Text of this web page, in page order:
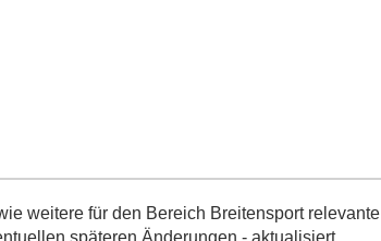
weitere für den Bereich Breitensport relevante
späteren Änderungen - aktualisiert.